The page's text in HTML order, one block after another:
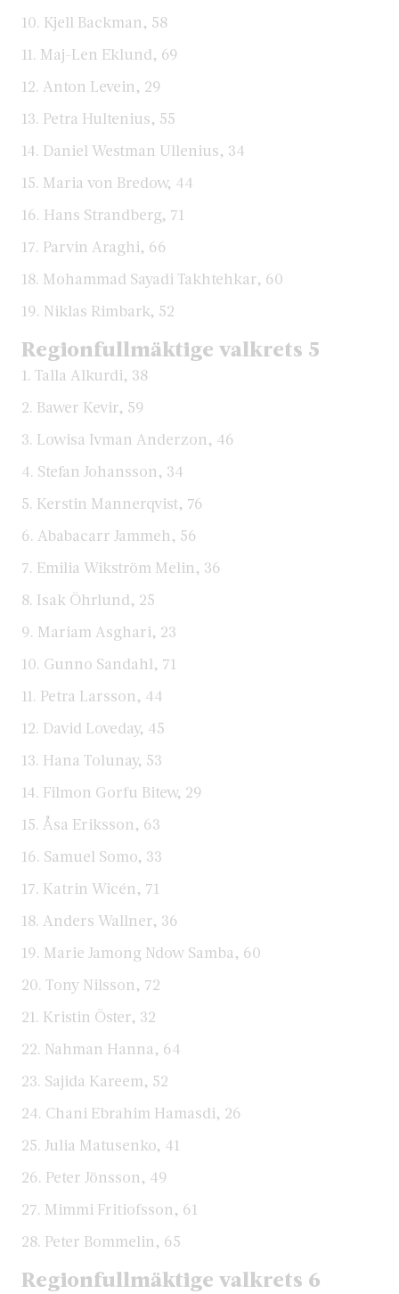
10. Kjell Backman, 58
11. Maj-Len Eklund, 69
12. Anton Levein, 29
13. Petra Hultenius, 55
14. Daniel Westman Ullenius, 34
15. Maria von Bredow, 44
16. Hans Strandberg, 71
17. Parvin Araghi, 66
18. Mohammad Sayadi Takhtehkar, 60
19. Niklas Rimbark, 52
Regionfullmäktige valkrets 5
1. Talla Alkurdi, 38
2. Bawer Kevir, 59
3. Lowisa Ivman Anderzon, 46
4. Stefan Johansson, 34
5. Kerstin Mannerqvist, 76
6. Ababacarr Jammeh, 56
7. Emilia Wikström Melin, 36
8. Isak Öhrlund, 25
9. Mariam Asghari, 23
10. Gunno Sandahl, 71
11. Petra Larsson, 44
12. David Loveday, 45
13. Hana Tolunay, 53
14. Filmon Gorfu Bitew, 29
15. Åsa Eriksson, 63
16. Samuel Somo, 33
17. Katrin Wicén, 71
18. Anders Wallner, 36
19. Marie Jamong Ndow Samba, 60
20. Tony Nilsson, 72
21. Kristin Öster, 32
22. Nahman Hanna, 64
23. Sajida Kareem, 52
24. Chani Ebrahim Hamasdi, 26
25. Julia Matusenko, 41
26. Peter Jönsson, 49
27. Mimmi Fritiofsson, 61
28. Peter Bommelin, 65
Regionfullmäktige valkrets 6